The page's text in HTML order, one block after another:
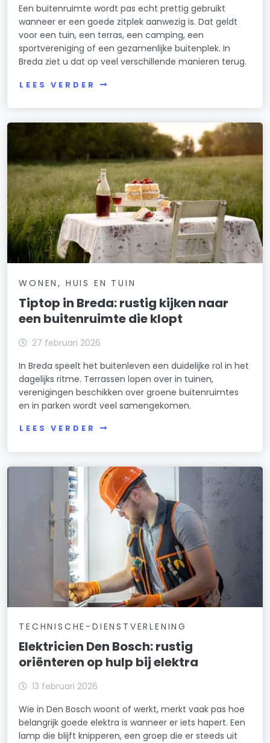
Een buitenruimte wordt pas echt prettig gebruikt
wanneer er een goede zitplek aanwezig is. Dat geldt
voor een tuin, een terras, een camping, een
sportvereniging of een gezamenlijke buitenplek. In
Breda ziet u dat op veel verschillende manieren terug.
LEES VERDER
WONEN, HUIS EN TUIN
Tiptop in Breda: rustig kijken naar
een buitenruimte die klopt
27 februari 2026
In Breda speelt het buitenleven een duidelijke rol in het
dagelijks ritme. Terrassen lopen over in tuinen,
verenigingen beschikken over groene buitenruimtes
en in parken wordt veel samengekomen.
LEES VERDER
TECHNISCHE-DIENSTVERLENING
Elektricien Den Bosch: rustig
oriënteren op hulp bij elektra
13 februari 2026
Wie in Den Bosch woont of werkt, merkt vaak pas hoe
belangrijk goede elektra is wanneer er iets hapert. Een
lamp die blijft knipperen, een groep die er steeds uit